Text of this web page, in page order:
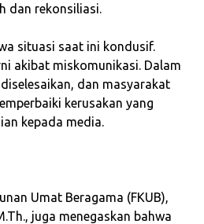
dan rekonsiliasi.
situasi saat ini kondusif.
akibat miskomunikasi. Dalam
dan masyarakat
kerusakan yang
kepada media.
Umat Beragama (FKUB),
juga menegaskan bahwa